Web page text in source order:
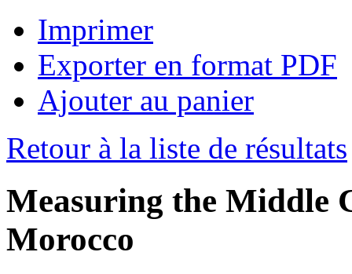
Imprimer
Exporter en format PDF
Ajouter au panier
Retour à la liste de résultats
Measuring the Middle
Morocco